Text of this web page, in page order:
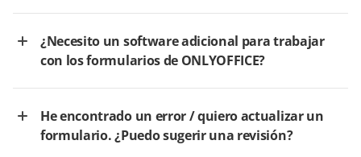
¿Necesito un software adicional para trabajar
con los formularios de ONLYOFFICE?
He encontrado un error / quiero actualizar un
formulario. ¿Puedo sugerir una revisión?